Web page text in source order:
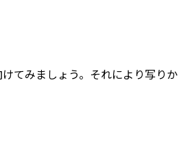
てみましょう。それにより写りか